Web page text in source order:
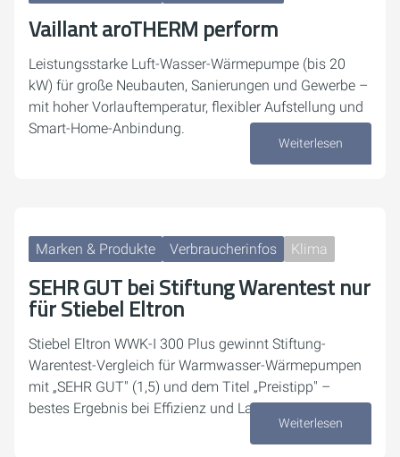
Vaillant aroTHERM perform
Leistungsstarke Luft-Wasser-Wärmepumpe (bis 20
kW) für große Neubauten, Sanierungen und Gewerbe –
mit hoher Vorlauftemperatur, flexibler Aufstellung und
Smart-Home-Anbindung.
Weiterlesen
Marken & Produkte Verbraucherinfos Klima
SEHR GUT bei Stiftung Warentest nur
für Stiebel Eltron
Stiebel Eltron WWK-I 300 Plus gewinnt Stiftung-
Warentest-Vergleich für Warmwasser-Wärmepumpen
mit „SEHR GUT" (1,5) und dem Titel „Preistipp" –
bestes Ergebnis bei Effizienz und Lautstärke.
Weiterlesen